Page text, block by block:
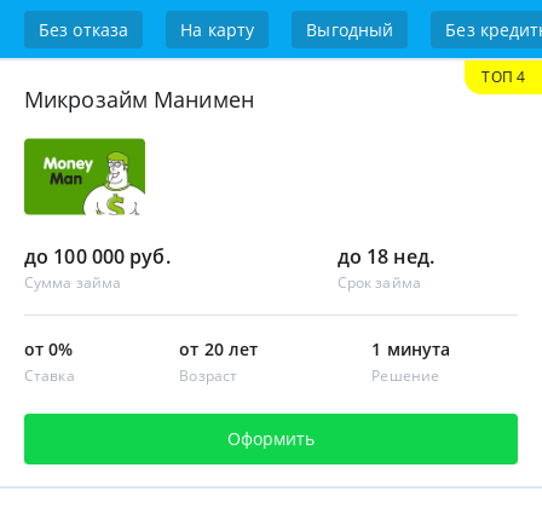
Без отказа На карту Выгодный Без
Микрозайм Манимен
до 100 000 руб.
Сумма займа
до 18 нед.
Срок займа
от 0%
Ставка
от 20 лет
Возраст
1 минута
Решение
Оформить
ТОП 4